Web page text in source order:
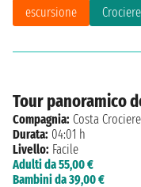
escursione
Crociere
Tour panoramico
Compagnia: Costa Crociere
Durata: 04:01 h
Livello: Facile
Adulti da 55,00 €
Bambini da 39,00 €